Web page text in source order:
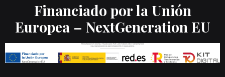
Financiado por la Unión
Europea – NextGeneration EU